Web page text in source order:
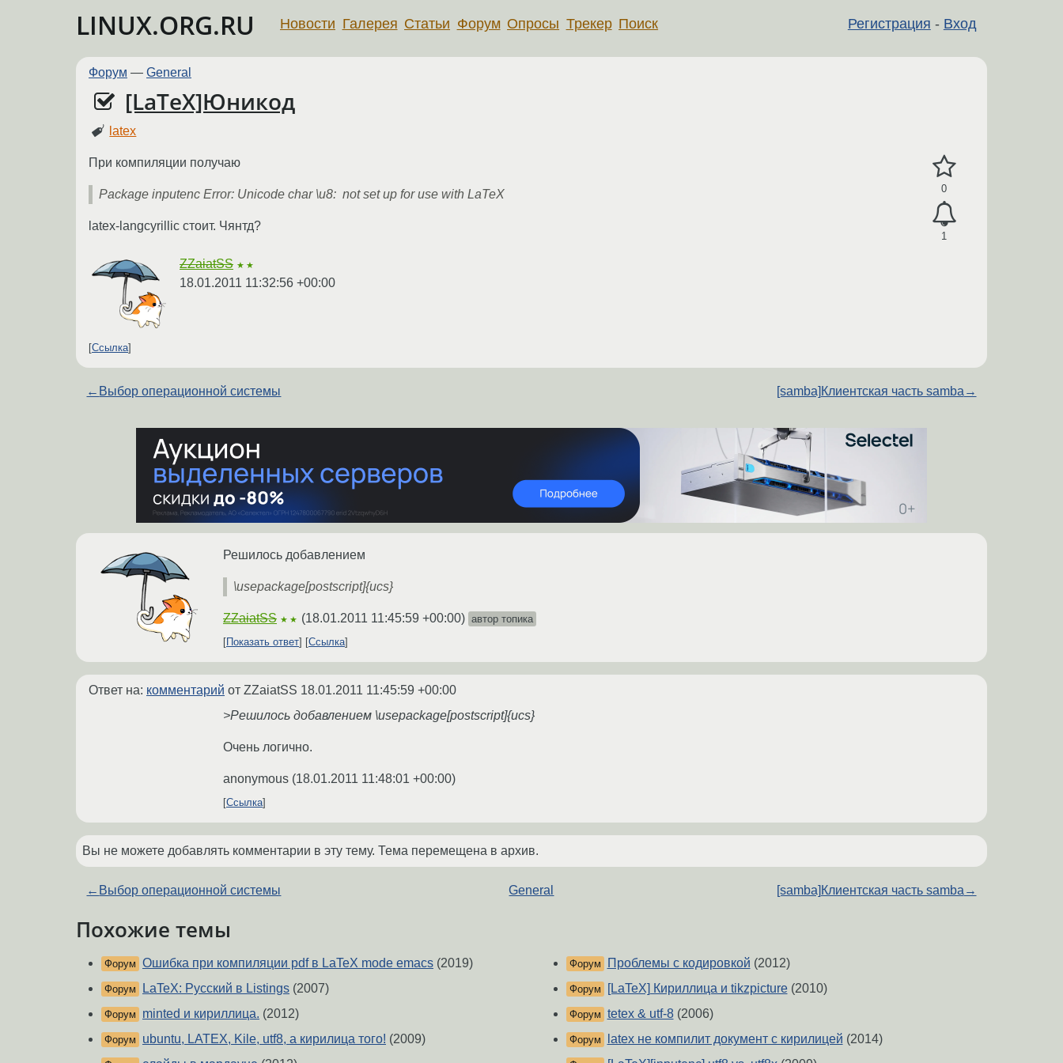
LINUX.ORG.RU Регистрация - Вход
Новости Галерея Статьи Форум Опросы Трекер Поиск
Форум — General
[LaTeX]Юникод
latex
0
1
При компиляции получаю
Package inputenc Error: Unicode char \u8: not set up for use with LaTeX
latex-langcyrillic стоит. Чянтд?
ZZaiatSS ★★
18.01.2011 11:32:56 +00:00
Ссылка
← Выбор операционной системы [samba]Клиентская часть samba →
Решилось добавлением
\usepackage[postscript]{ucs}
ZZaiatSS ★★ (18.01.2011 11:45:59 +00:00) автор топика
Показать ответ
Ссылка
Ответ на: комментарий от ZZaiatSS 18.01.2011 11:45:59 +00:00
>Решилось добавлением \usepackage[postscript]{ucs}
Очень логично.
anonymous (18.01.2011 11:48:01 +00:00)
Ссылка
Вы не можете добавлять комментарии в эту тему. Тема перемещена в архив.
← Выбор операционной системы General [samba]Клиентская часть samba →
Похожие темы
Форум Ошибка при компиляции pdf в LaTeX mode emacs (2019)
Форум LaTeX: Русский в Listings (2007)
Форум minted и кириллица. (2012)
Форум ubuntu, LATEX, Kile, utf8, а кирилица того! (2009)
Форум Проблемы с кодировкой (2012)
Форум [LaTeX] Кириллица и tikzpicture(2010)
Форум tetex & utf-8(2006)
Форум latex не компилит документ с кирилицей (2014)